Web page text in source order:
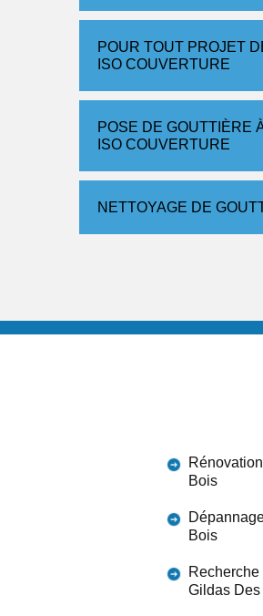
POUR TOUT PROJET
ISO COUVERTURE
POSE DE GOUTTIÈRE
ISO COUVERTURE
NETTOYAGE DE
Bois
Bois
Gildas